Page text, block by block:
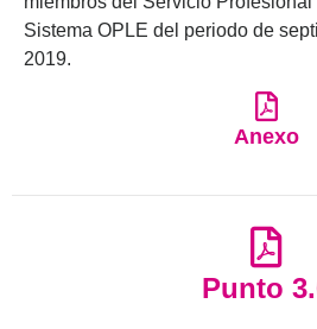
Sistema OPLE del periodo de
2019.
Anexo
Punto